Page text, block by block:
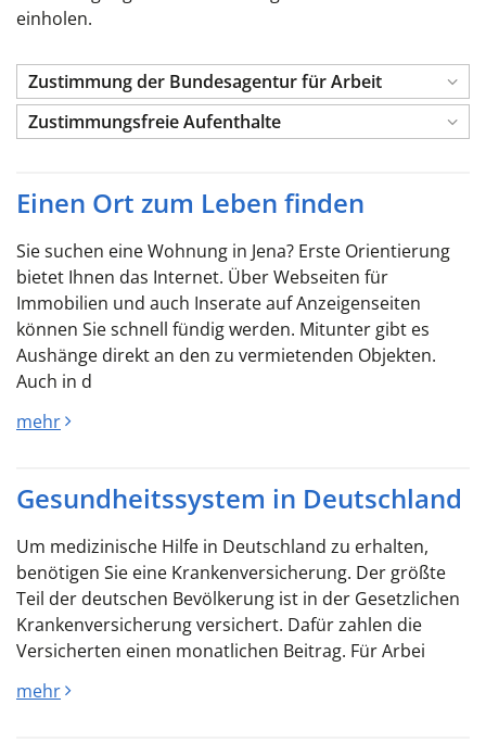
einholen.
Zustimmung der Bundesagentur für Arbeit
Zustimmungsfreie Aufenthalte
Einen Ort zum Leben finden
Sie suchen eine Wohnung in Jena? Erste Orientierung
bietet Ihnen das Internet. Über Webseiten für
Immobilien und auch Inserate auf Anzeigenseiten
können Sie schnell fündig werden. Mitunter gibt es
Aushänge direkt an den zu vermietenden Objekten.
Auch in d
mehr
Gesundheitssystem in Deutschland
Um medizinische Hilfe in Deutschland zu erhalten,
benötigen Sie eine Krankenversicherung. Der größte
Teil der deutschen Bevölkerung ist in der Gesetzlichen
Krankenversicherung versichert. Dafür zahlen die
Versicherten einen monatlichen Beitrag. Für Arbei
mehr